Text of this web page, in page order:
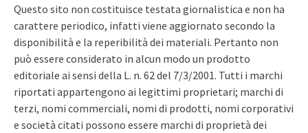
Questo sito non costituisce testata giornalistica e non ha
carattere periodico, infatti viene aggiornato secondo la
disponibilità e la reperibilità dei materiali. Pertanto non
può essere considerato in alcun modo un prodotto
editoriale ai sensi della L. n. 62 del 7/3/2001. Tutti i marchi
riportati appartengono ai legittimi proprietari; marchi di
terzi, nomi commerciali, nomi di prodotti, nomi corporativi
e società citati possono essere marchi di proprietà dei